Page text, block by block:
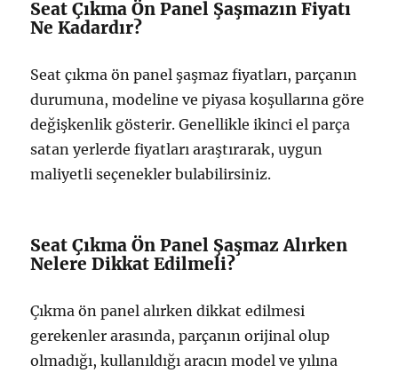
Seat Çıkma Ön Panel Şaşmazın Fiyatı
Ne Kadardır?
Seat çıkma ön panel şaşmaz fiyatları, parçanın
durumuna, modeline ve piyasa koşullarına göre
değişkenlik gösterir. Genellikle ikinci el parça
satan yerlerde fiyatları araştırarak, uygun
maliyetli seçenekler bulabilirsiniz.
Seat Çıkma Ön Panel Şaşmaz Alırken
Nelere Dikkat Edilmeli?
Çıkma ön panel alırken dikkat edilmesi
gerekenler arasında, parçanın orijinal olup
olmadığı, kullanıldığı aracın model ve yılına